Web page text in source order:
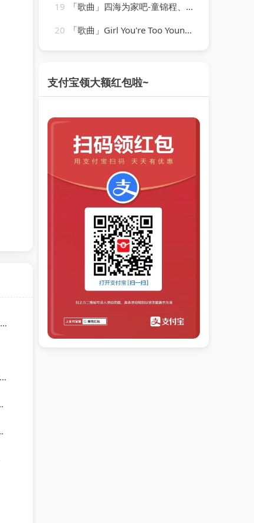
19
「歌曲」四海为家吧-童锦程、苏可可
20
「歌曲」Girl You're Too Young-len barry
支付宝领大额红包啦~